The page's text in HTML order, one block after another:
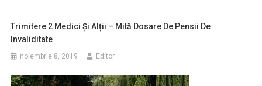
Trimitere 2 Medici Și Alții – Mită Dosare De Pensii De
Invaliditate
noiembrie 8, 2019 Editor